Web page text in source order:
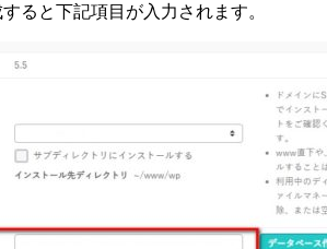
ると下記項目が入力されます。